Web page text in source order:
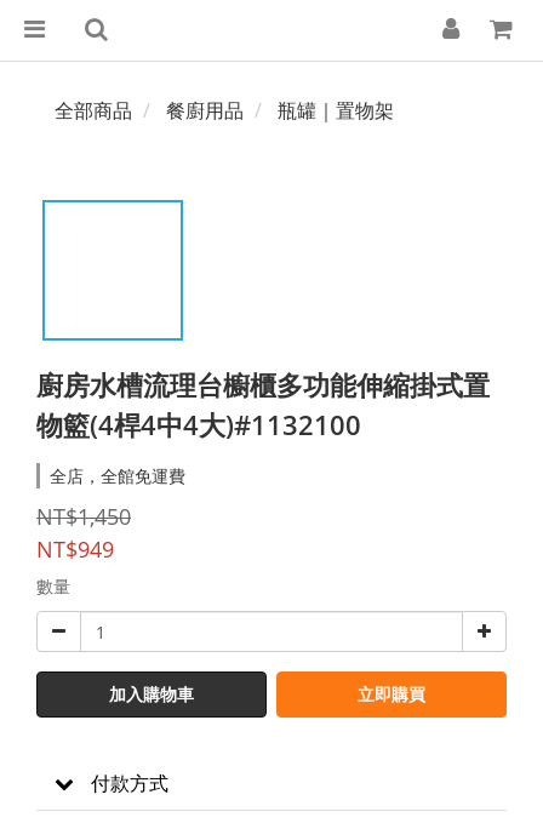
全部商品 餐廚用品 瓶罐｜置物架
廚房水槽流理台櫥櫃多功能伸縮掛式置
物籃(4桿4中4大)#1132100
全店，全館免運費
NT$1,450
NT$949
數量
加入購物車 立即購買
付款方式